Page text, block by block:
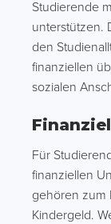
Studierende
unterstützen.
den
finanziellen
sozialen
Für
finanziellen
gehören zum
Kindergeld.